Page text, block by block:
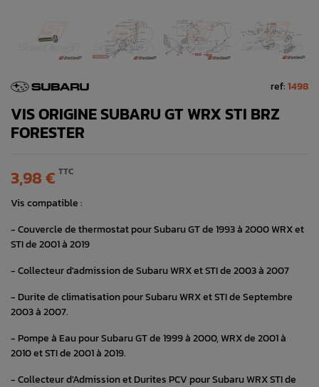
ref:1498
VIS ORIGINE SUBARU GT WRX STI BRZ
FORESTER
3,98 € TTC
Vis compatible :
- Couvercle de thermostat pour Subaru GT de 1993 à 2000 WRX et
STI de 2001 à 2019
- Collecteur d'admission de Subaru WRX et STI de 2003 à 2007
- Durite de climatisation pour Subaru WRX et STI de Septembre
2003 à 2007.
- Pompe à Eau pour Subaru GT de 1999 à 2000, WRX de 2001 à
2010 et STI de 2001 à 2019.
- Collecteur d'Admission et Durites PCV pour Subaru WRX STI de